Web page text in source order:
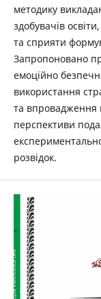
методику
здобувачів
та сприяти
Запропоновано
емоційно
використання
та впровадження
перспективи
розвідок.